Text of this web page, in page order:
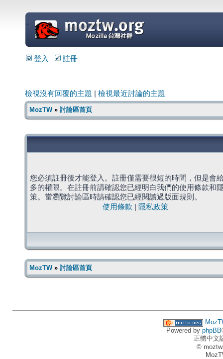
=
登入 註冊
檢視沒有回覆的主題 檢視最近討論的主題
MozTW» 討論區首頁
您必須註冊後才能登入。註冊僅需要很短的時間，但是會
多的權限。在註冊前請確認您已經明白我們的使用條款和
策。當瀏覽討論區時請確認您已經閱讀過版面規則。
使用條款
隱私政策
MozTW» 討論區首頁
Powered by phpBB
正體中文
©